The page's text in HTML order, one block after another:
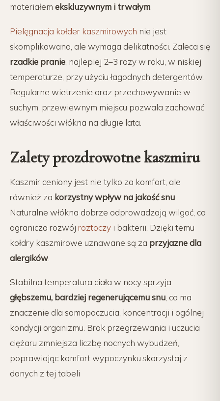
materiałem ekskluzywnym i trwałym.
Pielęgnacja kołder kaszmirowych nie jest
skomplikowana, ale wymaga delikatności. Zaleca się
rzadkie pranie , najlepiej 2–3 razy w roku, w niskiej
temperaturze, przy użyciu łagodnych detergentów.
Regularne wietrzenie oraz przechowywanie w
suchym, przewiewnym miejscu pozwala zachować
właściwości włókna na długie lata.
Zalety prozdrowotne kaszmiru
Kaszmir ceniony jest nie tylko za komfort, ale
również za korzystny wpływ na jakość snu
Naturalne włókna dobrze odprowadzają wilgoć, co
ogranicza rozwój roztoczy i bakterii. Dzięki temu
kołdry kaszmirowe uznawane są za przyjazne dla
alergików
Stabilna temperatura ciała w nocy sprzyja
głębszemu, bardziej regenerującemu snu, co ma
znaczenie dla samopoczucia, koncentracji i ogólnej
kondycji organizmu. Brak przegrzewania i uczucia
ciężaru zmniejsza liczbę nocnych wybudzeń,
poprawiając komfort wypoczynku.skorzystaj z
danych z tej tabeli